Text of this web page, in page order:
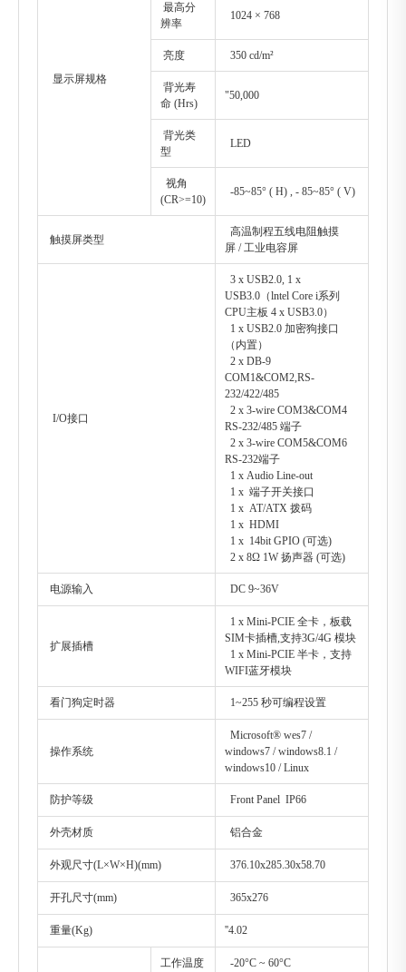
显示屏规格
最高分
辨率
1024 × 768
亮度 350 cd/m²
背光寿
命 (Hrs)
"50,000
背光类
型
LED
视角
(CR>=10)
-85~85° ( H) , - 85~85° ( V)
触摸屏类型
高温制程五线电阻触摸
屏 / 工业电容屏
I/O接口
3 x USB2.0, 1 x
USB3.0（lntel Core i系列
CPU主板 4 x USB3.0）
1 x USB2.0 加密狗接口
（内置）
2 x DB-9
COM1&COM2,RS-
232/422/485
2 x 3-wire COM3&COM4
RS-232/485 端子
2 x 3-wire COM5&COM6
RS-232端子
1 x Audio Line-out
1 x 端子开关接口
1 x AT/ATX 拨码
1 x HDMI
1 x 14bit GPIO (可选)
2 x 8Ω 1W 扬声器 (可选)
电源输入 DC 9~36V
扩展插槽
1 x Mini-PCIE 全卡，板载
SIM卡插槽,支持3G/4G 模块
1 x Mini-PCIE 半卡，支持
WIFI蓝牙模块
看门狗定时器 1~255 秒可编程设置
操作系统
Microsoft® wes7 /
windows7 / windows8.1 /
windows10 / Linux
防护等级 Front Panel IP66
外壳材质 铝合金
外观尺寸(L×W×H)(mm) 376.10x285.30x58.70
开孔尺寸(mm) 365x276
重量(Kg) ''4.02
工作温度 -20°C ~ 60°C